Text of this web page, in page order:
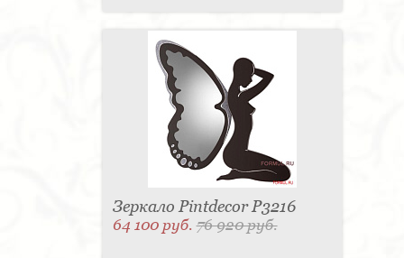
Зеркало Pintdecor P3216
64 100 руб.76 920 руб.